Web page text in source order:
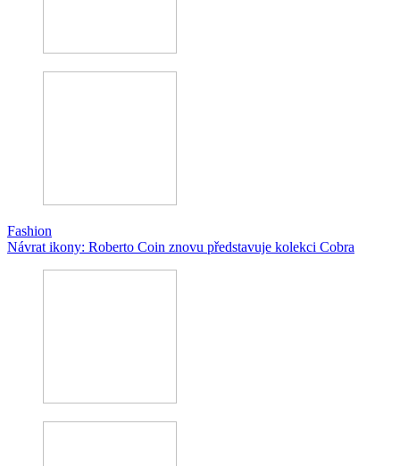
Fashion
Návrat ikony: Roberto Coin znovu představuje kolekci Cobra